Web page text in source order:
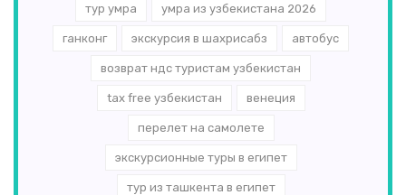
тур умра умра из узбекистана 2026
ганконг экскурсия в шахрисабз автобус
возврат ндс туристам узбекистан
tax free узбекистан венеция
перелет на самолете
экскурсионные туры в египет
тур из ташкента в египет